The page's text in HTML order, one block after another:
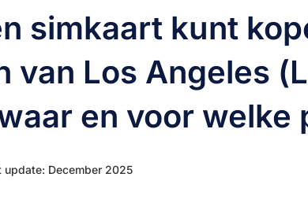
simkaart kunt
van Los Angeles
en voor welke
update: December 2025